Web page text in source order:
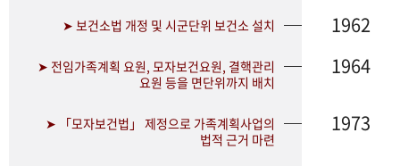
➤ 보건소법 개정 및 시군단위 보건소 설치 1962
➤ 전임가족계획 요원, 모자보건요원, 결핵관리
요원 등을 면단위까지 배치
1964
➤ 「모자보건법」 제정으로 가족계획사업의
법적 근거 마련
1973